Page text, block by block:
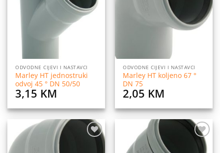
želja
ODVODNE CIJEVI I NASTAVCI
Marley HT jednostruki
odvoj 45 ° DN 50/50
3,15 KM
ODVODNE CIJEVI I NASTAVCI
Marley HT koljeno 67 °
DN 75
2,05 KM
Dodaj